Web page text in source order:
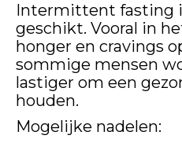
Intermittent fasting
geschikt. Vooral in
honger en cravings
sommige mensen
lastiger om een
houden.
Mogelijke nadelen: